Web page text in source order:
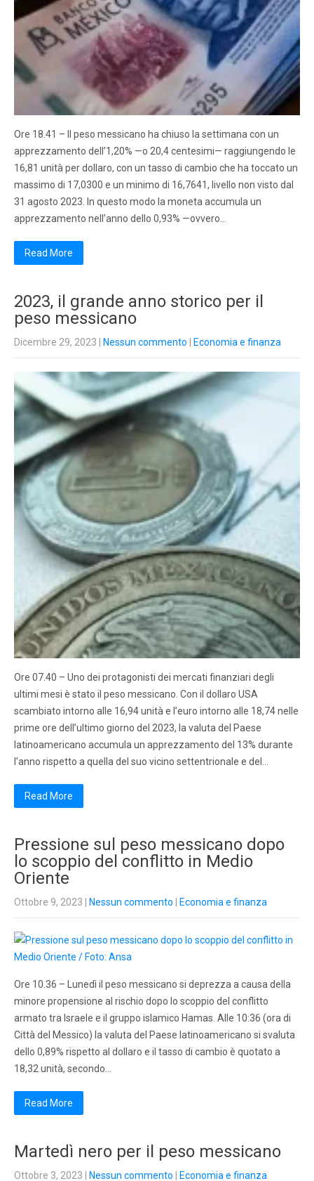
Ore 18.41 – Il peso messicano ha chiuso la settimana con un
apprezzamento dell’1,20% —o 20,4 centesimi— raggiungendo le
16,81 unità per dollaro, con un tasso di cambio che ha toccato un
massimo di 17,0300 e un minimo di 16,7641, livello non visto dal
31 agosto 2023. In questo modo la moneta accumula un
apprezzamento nell’anno dello 0,93% —ovvero…
Read More
2023, il grande anno storico per il
peso messicano
Dicembre 29, 2023 Nessun commento Economia e finanza
Ore 07.40 – Uno dei protagonisti dei mercati finanziari degli
ultimi mesi è stato il peso messicano. Con il dollaro USA
scambiato intorno alle 16,94 unità e l’euro intorno alle 18,74 nelle
prime ore dell’ultimo giorno del 2023, la valuta del Paese
latinoamericano accumula un apprezzamento del 13% durante
l’anno rispetto a quella del suo vicino settentrionale e del…
Read More
Pressione sul peso messicano dopo
lo scoppio del conflitto in Medio
Oriente
Ottobre 9, 2023 Nessun commento Economia e finanza
Ore 10.36 – Lunedì il peso messicano si deprezza a causa della
minore propensione al rischio dopo lo scoppio del conflitto
armato tra Israele e il gruppo islamico Hamas. Alle 10:36 (ora di
Città del Messico) la valuta del Paese latinoamericano si svaluta
dello 0,89% rispetto al dollaro e il tasso di cambio è quotato a
18,32 unità, secondo…
Read More
Martedì nero per il peso messicano
Ottobre 3, 2023 Nessun commento Economia e finanza